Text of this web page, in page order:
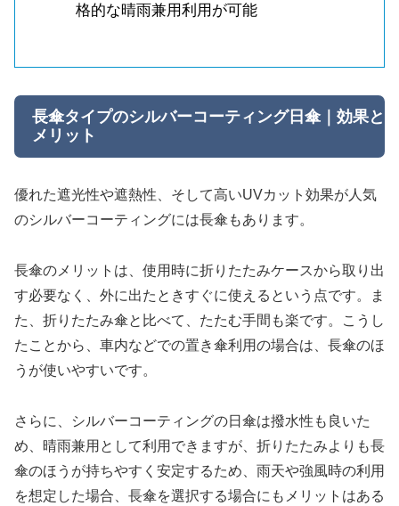
格的な晴雨兼用利用が可能
長傘タイプのシルバーコーティング日傘｜効果と
メリット
優れた遮光性や遮熱性、そして高いUVカット効果が人気
のシルバーコーティングには長傘もあります。
長傘のメリットは、使用時に折りたたみケースから取り出
す必要なく、外に出たときすぐに使えるという点です。ま
た、折りたたみ傘と比べて、たたむ手間も楽です。こうし
たことから、車内などでの置き傘利用の場合は、長傘のほ
うが使いやすいです。
さらに、シルバーコーティングの日傘は撥水性も良いた
め、晴雨兼用として利用できますが、折りたたみよりも長
傘のほうが持ちやすく安定するため、雨天や強風時の利用
を想定した場合、長傘を選択する場合にもメリットはある